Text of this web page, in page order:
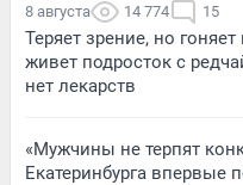
8 августа 14 774 15
Теряет зрение, но
живет подросток с
нет лекарств
«Мужчины не терпят
Екатеринбурга впервые